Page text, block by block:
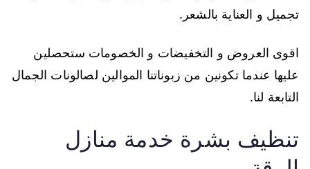
تجميل و العناية بالشعر.
اقوى العروض و التخفيضات و الخصومات ستحصلين
عليها عندما تكونين من زبوناتنا الموالين لصالونات الجمال
التابعة لنا.
تنظيف بشرة خدمة منازل